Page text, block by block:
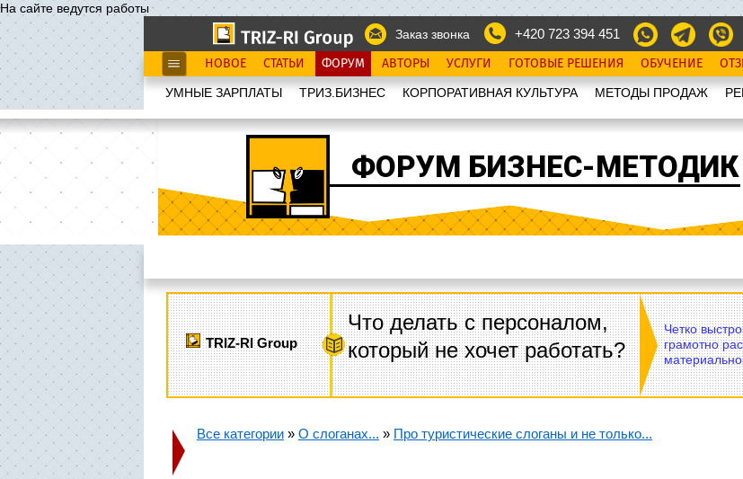
На сайте ведутся работы
Заказ звонка
+420 723 394 451
НОВОЕ СТАТЬИ ФОРУМ АВТОРЫ УСЛУГИ ГОТОВЫЕ РЕШЕНИЯ ОБУЧЕНИЕ
УМНЫЕ ЗАРПЛАТЫ ТРИЗ.БИЗНЕС КОРПОРАТИВНАЯ КУЛЬТУРА МЕТОДЫ ПРОДАЖ
ФОРУМ БИЗНЕС-МЕТОДИК
TRIZ-RI Group
Что делать с персоналом,
который не хочет работать?
Четко
грамотно
Все категории » О слоганах... » Про туристические слоганы и не только...